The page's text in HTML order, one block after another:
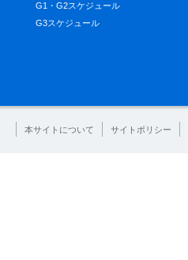
G1・G2スケジュール
G3スケジュール
本サイトについて サイトポリシー